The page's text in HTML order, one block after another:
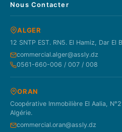
Nous Contacter
ALGER
12 SNTP EST. RN5. El Hamiz, Dar El
commercial.alger@assly.dz
0561-660-006 / 007 / 008
ORAN
Coopérative Immobilière El Aalia,
Algérie.
commercial.oran@assly.dz